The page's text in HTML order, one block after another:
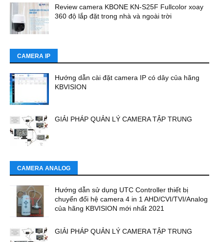
Review camera KBONE KN-S25F Fullcolor xoay
360 độ lắp đặt trong nhà và ngoài trời
CAMERA IP
Hướng dẫn cài đặt camera IP có dây của hãng
KBVISION
GIẢI PHÁP QUẢN LÝ CAMERA TẬP TRUNG
CAMERA ANALOG
Hướng dẫn sử dụng UTC Controller thiết bị
chuyển đổi hệ camera 4 in 1 AHD/CVI/TVI/Analog
của hãng KBVISION mới nhất 2021
GIẢI PHÁP QUẢN LÝ CAMERA TẬP TRUNG